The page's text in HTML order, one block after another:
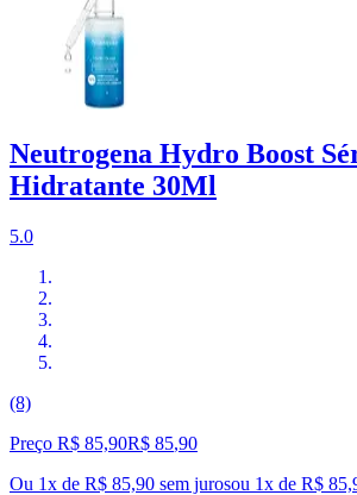
Neutrogena Hydro Boost
Hidratante 30Ml
5.0
(8)
Preço R$ 85,90R$ 85,90
Ou 1x de R$ 85,90 sem jurosou 1x de R$